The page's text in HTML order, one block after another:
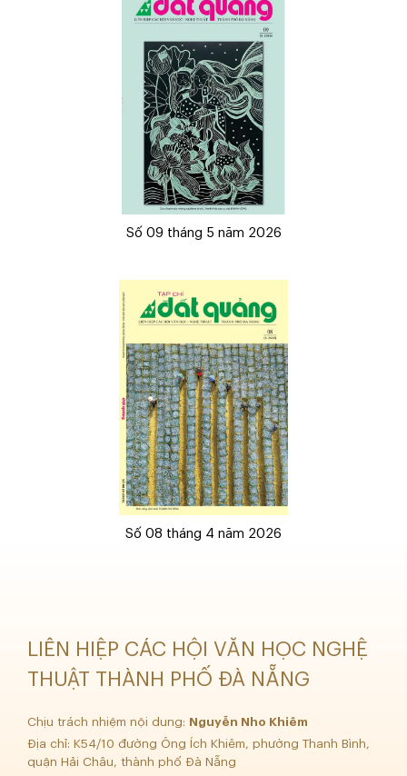
Số 09 tháng 5 năm 2026
Số 08 tháng 4 năm 2026
LIÊN HIỆP CÁC HỘI VĂN HỌC NGHỆ
THUẬT THÀNH PHỐ ĐÀ NẴNG
Chịu trách nhiệm nội dung: Nguyễn Nho Khiêm
Địa chỉ: K54/10 đường Ông Ích Khiêm, phường Thanh Bình,
quận Hải Châu, thành phố Đà Nẵng